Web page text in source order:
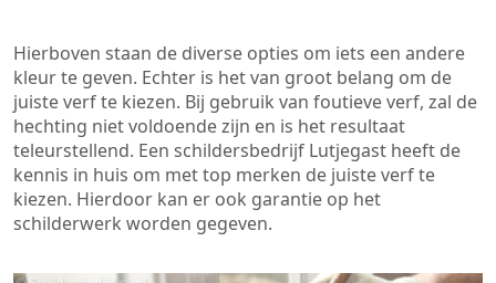
Hierboven staan de diverse opties om iets een andere
kleur te geven. Echter is het van groot belang om de
juiste verf te kiezen. Bij gebruik van foutieve verf, zal de
hechting niet voldoende zijn en is het resultaat
teleurstellend. Een schildersbedrijf Lutjegast heeft de
kennis in huis om met top merken de juiste verf te
kiezen. Hierdoor kan er ook garantie op het
schilderwerk worden gegeven.